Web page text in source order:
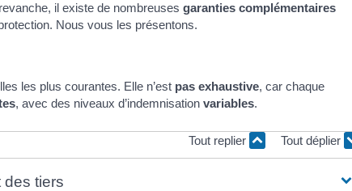
il existe de nombreuses garanties complémentaires
Nous vous les présentons.
les plus courantes. Elle n’est pas exhaustive, car chaque
, avec des niveaux d’indemnisationvariables.
Tout replier Tout déplier
des tiers